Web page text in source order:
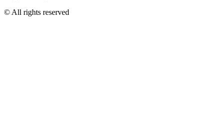
© All rights reserved